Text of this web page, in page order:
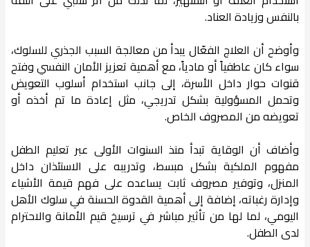
بالنفس وزيادة العناد.
وأوضح أن العلاج الفعّال يبدأ من معالجة السبب الجذري للسلوك،
سواء كان عاطفياً أو مادياً، مع أهمية تعزيز الأمان النفسي وفتح
قنوات حوار داخل الأسرة، إلى جانب استخدام أسلوب التعويض
وتحمل المسؤولية بشكل تدريجي، مثل إعادة ما تم أخذه أو
تعويضه من المصروف الخاص.
وأضاف أن الوقاية تبدأ منذ السنوات الأولى عبر تعليم الطفل
مفهوم الملكية بشكل مبسط، وتدريبه على الاستئذان داخل
المنزل، وتوفير مصروف ثابت يساعده على فهم قيمة الأشياء
وإدارة رغباته، إضافة إلى أهمية القدوة الحسنة في سلوك الأهل
اليومي، لما لها من تأثير مباشر في ترسيخ قيم الأمانة والاحترام
لدى الطفل.